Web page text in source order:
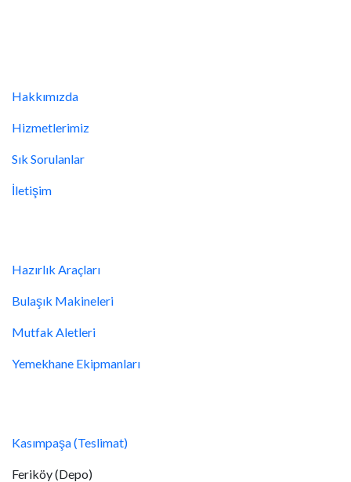
Hakkımızda
Hizmetlerimiz
Sık Sorulanlar
İletişim
Hazırlık Araçları
Bulaşık Makineleri
Mutfak Aletleri
Yemekhane Ekipmanları
Kasımpaşa (Teslimat)
Feriköy (Depo)